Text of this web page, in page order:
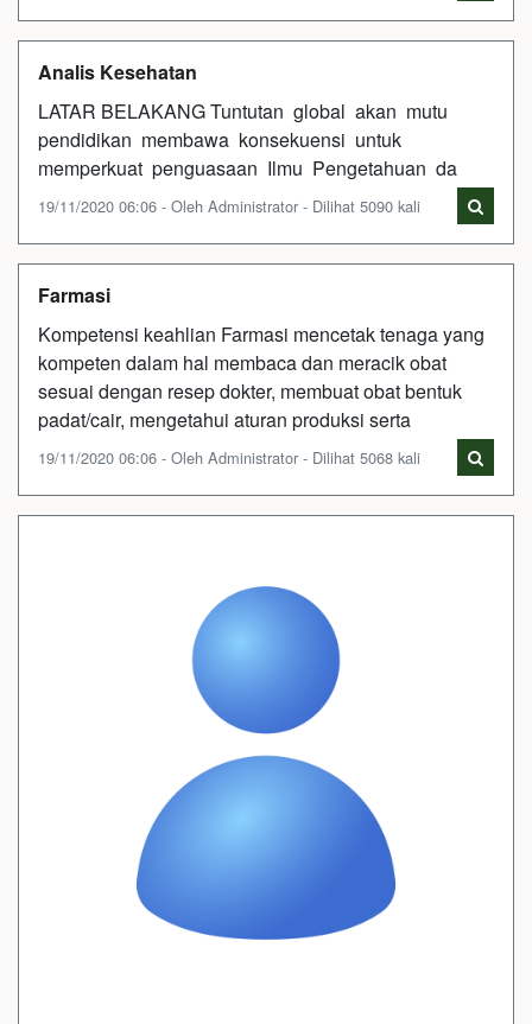
Analis Kesehatan
LATAR BELAKANG Tuntutan global akan mutu
pendidikan membawa konsekuensi untuk
memperkuat penguasaan Ilmu Pengetahuan da
19/11/2020 06:06 - Oleh Administrator - Dilihat 5090 kali
Farmasi
Kompetensi keahlian Farmasi mencetak tenaga yang
kompeten dalam hal membaca dan meracik obat
sesuai dengan resep dokter, membuat obat bentuk
padat/cair, mengetahui aturan produksi serta
19/11/2020 06:06 - Oleh Administrator - Dilihat 5068 kali